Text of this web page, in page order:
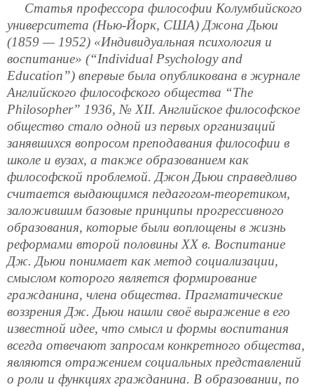
Статья профессора философии Колумбийского
университета (Нью-Йорк, США) Джона Дьюи
(1859 — 1952) «Индивидуальная психология и
воспитание» (“Individual Psychology and
Education”) впервые была опубликована в журнале
Английского философского общества “The
Philosopher” 1936, № XII. Английское философское
общество стало одной из первых организаций
занявшихся вопросом преподавания философии в
школе и вузах, а также образованием как
философской проблемой. Джон Дьюи справедливо
считается выдающимся педагогом-теоретиком,
заложившим базовые принципы прогрессивного
образования, которые были воплощены в жизнь
реформами второй половины ХХ в. Воспитание
Дж. Дьюи понимает как метод социализации,
смыслом которого является формирование
гражданина, члена общества. Прагматические
воззрения Дж. Дьюи нашли своё выражение в его
известной идее, что смысл и формы воспитания
всегда отвечают запросам конкретного общества,
являются отражением социальных представлений
о роли и функциях гражданина. В образовании, по